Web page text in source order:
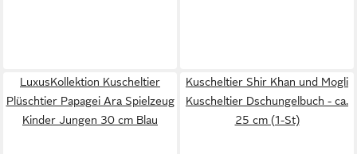
LuxusKollektion Kuscheltier
Plüschtier Papagei Ara Spielzeug
Kinder Jungen 30 cm Blau
Kuscheltier Shir Khan und Mogli
Kuscheltier Dschungelbuch - ca.
25 cm (1-St)